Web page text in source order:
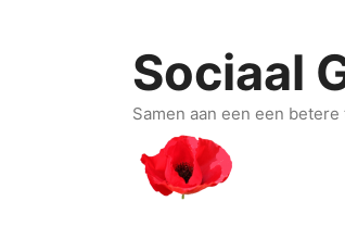
Sociaal
Samen aan een een